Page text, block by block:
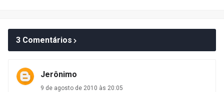
3 Comentários
Jerônimo
9 de agosto de 2010 às 20:05